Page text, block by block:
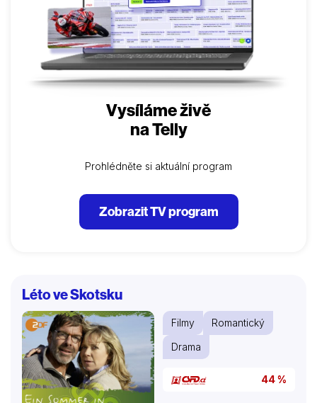
Vysíláme živě
na Telly
Prohlédněte si aktuální program
Zobrazit TV program
Léto ve Skotsku
Filmy
Romantický
Drama
44 %